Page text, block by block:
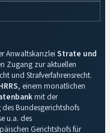
Anwaltskanzlei Strate und
Zugang zur aktuellen
und Strafverfahrensrecht.
, einem monatlichen
mit der
Bundesgerichtshofs
u.a. des
Gerichtshofs für